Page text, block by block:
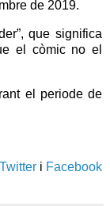
de 2019.
que significa
el còmic no el
el periode de
Twitter i Facebook